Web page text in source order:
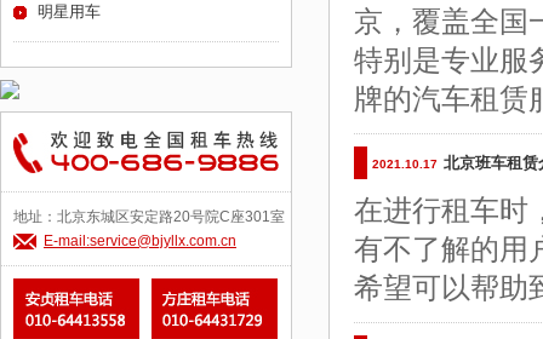
京，覆盖全国
特别是专业服
牌的汽车租赁
2021.10.17 北京班车租赁
在进行租车时
有不了解的用
希望可以帮助
明星用车
地址：北京东城区安定路20号院C座301室
E-mail:service@bjyllx.com.cn